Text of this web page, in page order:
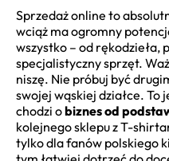
Sprzedaż online to
wciąż ma ogromny
wszystko – od rękodzieła,
specjalistyczny sprzęt.
niszę. Nie próbuj być
swojej wąskiej działce. To
chodzi obiznes od
kolejnego sklepu z T-
tylko dla fanów polskiego